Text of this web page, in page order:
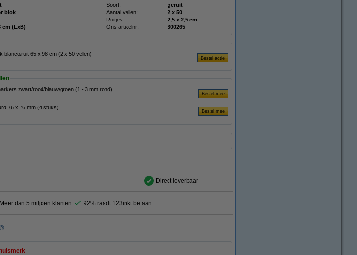
Soort:
geruit
blok Aantal vellen:
2 x 50
Ruitjes:
2,5 x 2,5 cm
98 cm (LxB) Ons artikelnr: 300265
blanco/ruit 65 x 98 cm (2 x 50 vellen)
zwart/rood/blauw/groen (1 - 3 mm rond)
76 x 76 mm (4 stuks)
Direct leverbaar
Meer dan 5 miljoen klanten 92% raadt 123inkt.be aan